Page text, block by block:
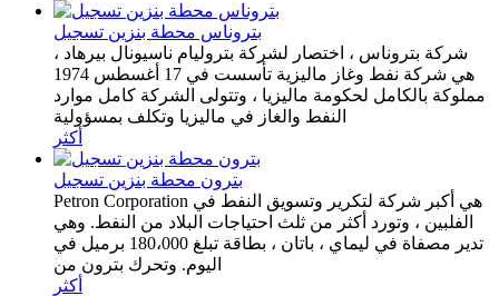
بتروناس محطة بنزين تسجيل
شركة بتروناس ، اختصار لشركة بتروليام ناسيونال بيرهاد ،
هي شركة نفط وغاز ماليزية تأسست في 17 أغسطس 1974
مملوكة بالكامل لحكومة ماليزيا ، وتتولى الشركة كامل موارد
النفط والغاز في ماليزيا وتكلف بمسؤولية
أكثر
بترون محطة بنزين تسجيل
Petron Corporation هي أكبر شركة لتكرير وتسويق النفط في
الفلبين ، وتورد أكثر من ثلث احتياجات البلاد من النفط. وهي
تدير مصفاة في ليماي ، باتان ، بطاقة تبلغ 180،000 برميل في
اليوم. وتحرك بترون من
أكثر